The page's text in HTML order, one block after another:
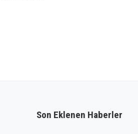
Son Eklenen Haberler